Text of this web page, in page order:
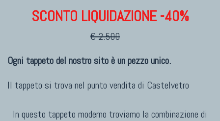
SCONTO LIQUIDAZIONE -40%
€ 2.500
Ogni tappeto del nostro sito è un pezzo unico.
Il tappeto si trova nel punto vendita di Castelvetro
In questo tappeto moderno troviamo la combinazione di